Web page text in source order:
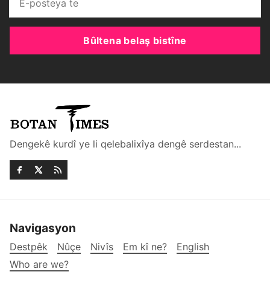
Bûltena belaş bistîne
Dengekê kurdî ye li qelebalixîya dengê serdestan...
Navigasyon
Destpêk Nûçe Nivîs Em kî ne?
English
Who are we?